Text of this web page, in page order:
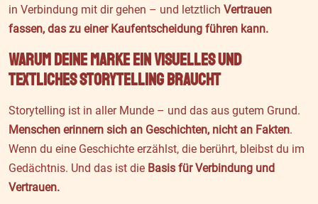
in Verbindung mit dir gehen – und letztlich Vertrauen
fassen, das zu einer Kaufentscheidung führen kann.
Warum deine Marke ein visuelles UND
textliches Storytelling braucht
Storytelling ist in aller Munde – und das aus gutem Grund.
Menschen erinnern sich an Geschichten, nicht an Fakten.
Wenn du eine Geschichte erzählst, die berührt, bleibst du im
Gedächtnis. Und das ist die Basis für Verbindung und
Vertrauen.